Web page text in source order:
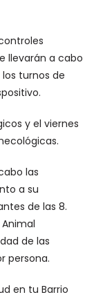
llevarán a cabo
turnos de
y el viernes
las
a su
de las 8.
de las
persona.
en tu Barrio